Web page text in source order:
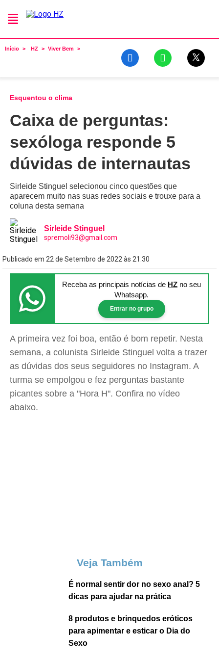
Início HZ Viver Bem
Esquentou o clima
Caixa de perguntas:
sexóloga responde 5
dúvidas de internautas
Sirleide Stinguel selecionou cinco questões que
aparecem muito nas suas redes sociais e trouxe para a
coluna desta semana
Sirleide Stinguel
spremoli93@gmail.com
Publicado em 22 de Setembro de 2022 às 21:30
Receba as principais notícias de HZ no seu
Whatsapp.
Entrar no grupo
A primeira vez foi boa, então é bom repetir. Nesta
semana, a colunista Sirleide Stinguel volta a trazer
as dúvidas dos seus seguidores no Instagram. A
turma se empolgou e fez perguntas bastante
picantes sobre a "Hora H". Confira no vídeo
abaixo.
Veja Também
É normal sentir dor no sexo anal? 5
dicas para ajudar na prática
8 produtos e brinquedos eróticos
para apimentar e esticar o Dia do
Sexo